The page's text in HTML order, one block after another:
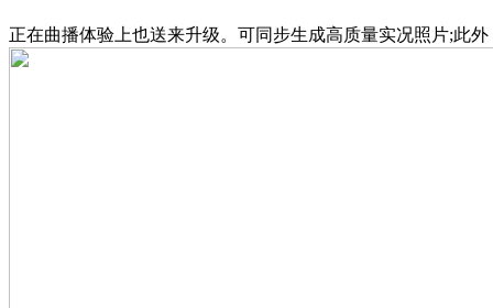
正在曲播体验上也送来升级。可同步生成高质量实况照片;此外